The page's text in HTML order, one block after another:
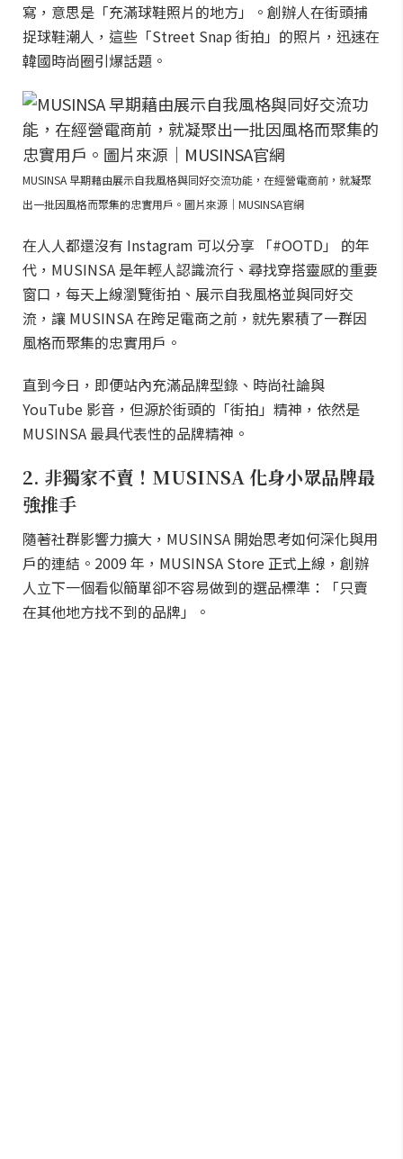
寫，意思是「充滿球鞋照片的地方」。創辦人在街頭捕
捉球鞋潮人，這些「Street Snap 街拍」的照片，迅速在
韓國時尚圈引爆話題。
MUSINSA 早期藉由展示自我風格與同好交流功能，在經營電商前，就凝聚
出一批因風格而聚集的忠實用戶。圖片來源｜MUSINSA官網
在人人都還沒有 Instagram 可以分享 「#OOTD」 的年
代，MUSINSA 是年輕人認識流行、尋找穿搭靈感的重要
窗口，每天上線瀏覽街拍、展示自我風格並與同好交
流，讓 MUSINSA 在跨足電商之前，就先累積了一群因
風格而聚集的忠實用戶。
直到今日，即便站內充滿品牌型錄、時尚社論與
YouTube 影音，但源於街頭的「街拍」精神，依然是
MUSINSA 最具代表性的品牌精神。
2. 非獨家不賣！MUSINSA 化身小眾品牌最
強推手
隨著社群影響力擴大，MUSINSA 開始思考如何深化與用
戶的連結。2009 年，MUSINSA Store 正式上線，創辦
人立下一個看似簡單卻不容易做到的選品標準：「只賣
在其他地方找不到的品牌」。